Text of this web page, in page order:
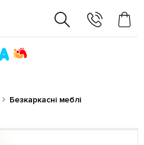
Безкаркасні меблі